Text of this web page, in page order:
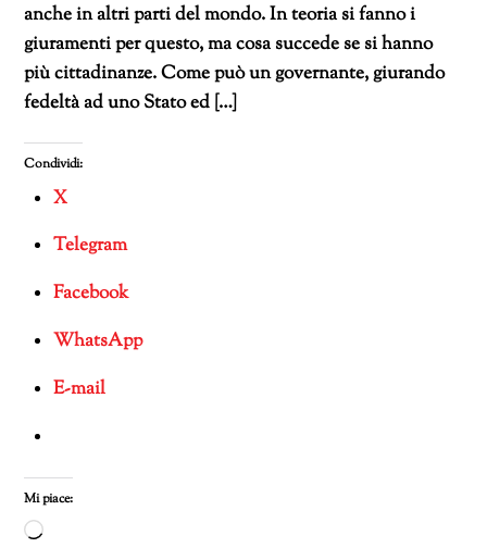
anche in altri parti del mondo. In teoria si fanno i
giuramenti per questo, ma cosa succede se si hanno
più cittadinanze. Come può un governante, giurando
fedeltà ad uno Stato ed […]
Condividi:
X
Telegram
Facebook
WhatsApp
E-mail
Mi piace:
Caricamento